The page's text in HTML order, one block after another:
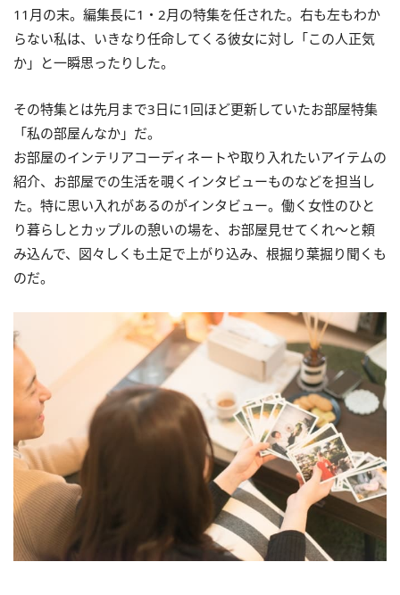
11月の末。編集長に1・2月の特集を任された。右も左もわか
らない私は、いきなり任命してくる彼女に対し「この人正気
か」と一瞬思ったりした。
その特集とは先月まで3日に1回ほど更新していたお部屋特集
「私の部屋んなか」だ。
お部屋のインテリアコーディネートや取り入れたいアイテムの
紹介、お部屋での生活を覗くインタビューものなどを担当し
た。特に思い入れがあるのがインタビュー。働く女性のひと
り暮らしとカップルの憩いの場を、お部屋見せてくれ～と頼
み込んで、図々しくも土足で上がり込み、根掘り葉掘り聞くも
のだ。